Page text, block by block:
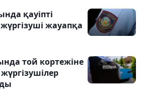
қауіпті
жауапқа
той кортежіне